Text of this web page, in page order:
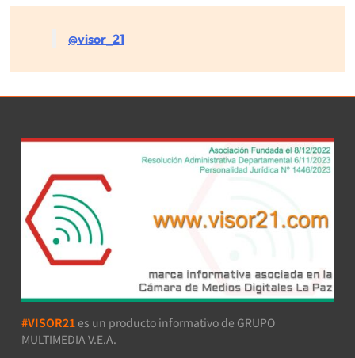
@visor_21
#VISOR21 es un producto informativo de GRUPO
MULTIMEDIA V.E.A.